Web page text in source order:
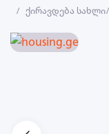
ქირავდება